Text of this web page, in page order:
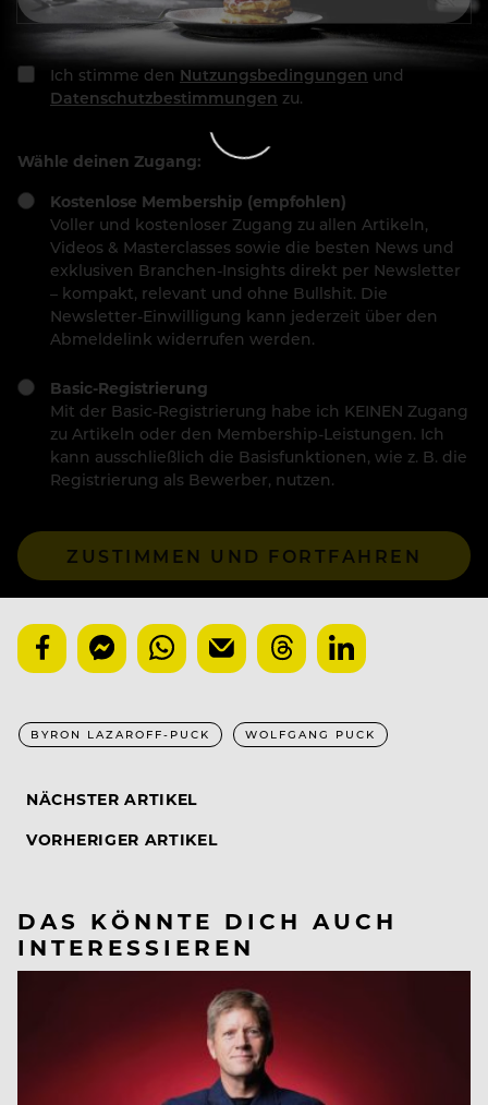
Ich stimme den Nutzungsbedingungen und
Datenschutzbestimmungen zu.
Wähle deinen Zugang:
Kostenlose Membership (empfohlen)
Voller und kostenloser Zugang zu allen Artikeln,
Videos & Masterclasses sowie die besten News und
exklusiven Branchen-Insights direkt per Newsletter
– kompakt, relevant und ohne Bullshit. Die
Newsletter-Einwilligung kann jederzeit über den
Abmeldelink widerrufen werden.
Basic-Registrierung
Mit der Basic-Registrierung habe ich KEINEN Zugang
zu Artikeln oder den Membership-Leistungen. Ich
kann ausschließlich die Basisfunktionen, wie z. B. die
Registrierung als Bewerber, nutzen.
ZUSTIMMEN UND FORTFAHREN
BYRON LAZAROFF-PUCK WOLFGANG PUCK
NÄCHSTER ARTIKEL
VORHERIGER ARTIKEL
DAS KÖNNTE DICH AUCH
INTERESSIEREN